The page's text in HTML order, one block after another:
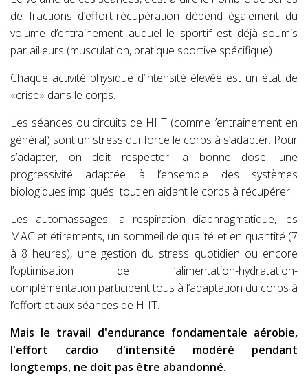
de fractions d’effort-récupération dépend également du
volume d’entrainement auquel le sportif est déjà soumis
par ailleurs (musculation, pratique sportive spécifique).
Chaque activité physique d’intensité élevée est un état de
«crise» dans le corps.
Les séances ou circuits de HIIT (comme l’entrainement en
général) sont un stress qui force le corps à s’adapter. Pour
s’adapter, on doit respecter la bonne dose, une
progressivité adaptée à l’ensemble des systèmes
biologiques impliqués tout en aidant le corps à récupérer.
Les automassages, la respiration diaphragmatique, les
MAC et étirements, un sommeil de qualité et en quantité (7
à 8 heures), une gestion du stress quotidien ou encore
l’optimisation de l’alimentation-hydratation-
complémentation participent tous à l’adaptation du corps à
l’effort et aux séances de HIIT.
Mais le travail d'endurance fondamentale aérobie,
l'effort cardio d'intensité modéré pendant
longtemps, ne doit pas être abandonné.